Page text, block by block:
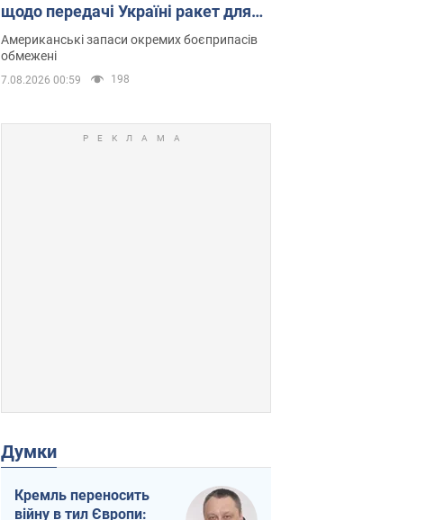
щодо передачі Україні ракет для
Patriot
Американські запаси окремих боєприпасів
обмежені
7.08.2026 00:59 198
Думки
Кремль переносить
війну в тил Європи: